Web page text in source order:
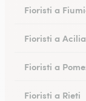
Fioristi a
Fioristi a Acilia
Fioristi a
Fioristi a Rieti